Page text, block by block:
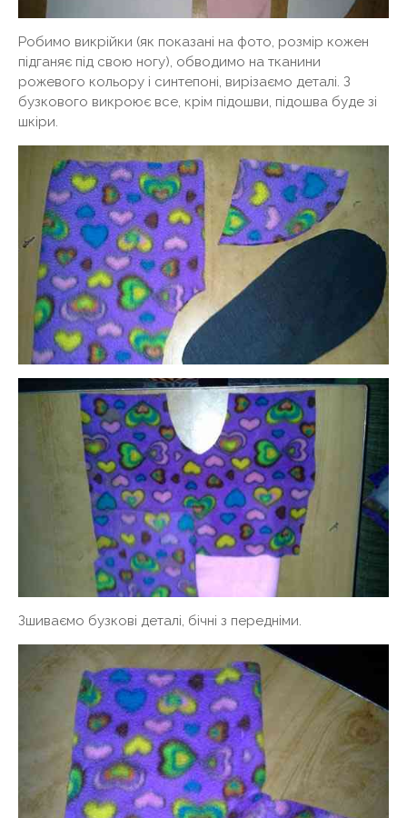
Робимо викрійки (як показані на фото, розмір кожен
підганяє під свою ногу), обводимо на тканини
рожевого кольору і синтепоні, вирізаємо деталі. З
бузкового викроює все, крім підошви, підошва буде зі
шкіри.
Зшиваємо бузкові деталі, бічні з передніми.